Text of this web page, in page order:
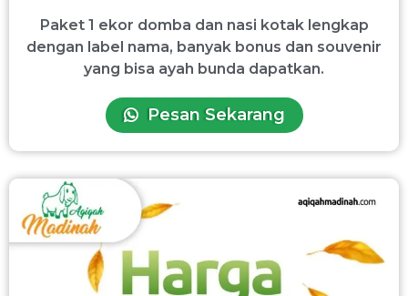
Paket 1 ekor domba dan nasi kotak lengkap
dengan label nama, banyak bonus dan souvenir
yang bisa ayah bunda dapatkan.
Pesan Sekarang